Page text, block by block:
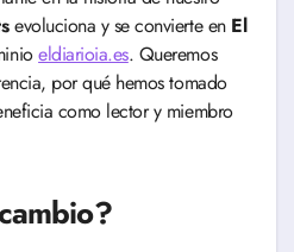
evoluciona y se convierte en El
eldiarioia.es. Queremos
por qué hemos tomado
como lector y miembro